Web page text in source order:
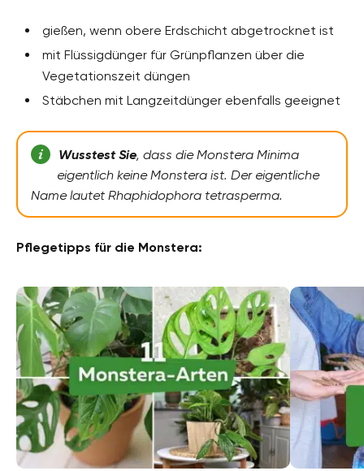
gießen, wenn obere Erdschicht abgetrocknet ist
mit Flüssigdünger für Grünpflanzen über die
Vegetationszeit düngen
Stäbchen mit Langzeitdünger ebenfalls geeignet
Wusstest Sie, dass die Monstera Minima
eigentlich keine Monstera ist. Der eigentliche
Name lautet Rhaphidophora tetrasperma.
Pflegetipps für die Monstera: